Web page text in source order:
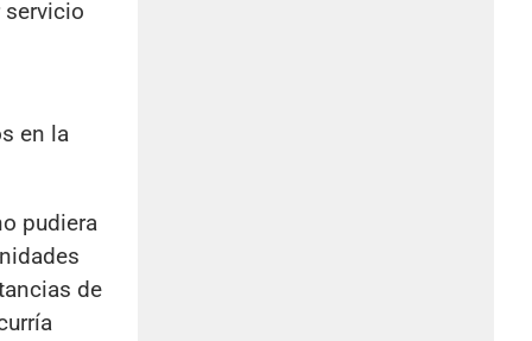
servicio
en la
pudiera
de